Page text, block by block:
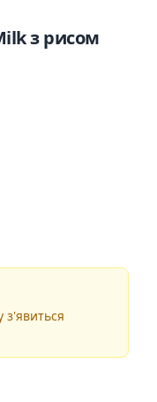
з рисом
з'явиться